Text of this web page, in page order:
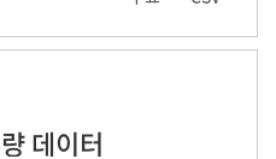
데이터